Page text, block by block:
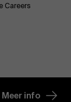
Careers
Meer info